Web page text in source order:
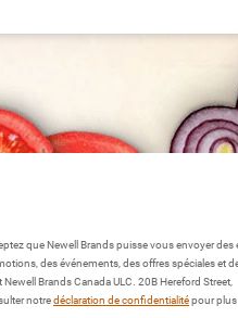
que Newell Brands puisse vous envoyer des
des événements, des offres spéciales et
Brands Canada ULC. 20B Hereford Street,
notredéclaration de confidentialitépour plus